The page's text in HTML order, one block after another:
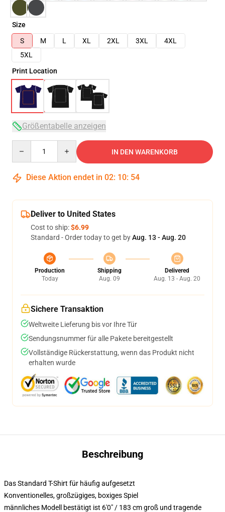
Size
S
M L XL 2XL 3XL
4XL
5XL
Print Location
Größentabelle anzeigen
IN DEN WARENKORB
Diese Aktion endet in 02: 10: 53
Deliver to United States
Cost to ship:$6.99
Standard - Order today to get byAug. 13 - Aug. 20
Production
Today
Shipping
Aug. 09
Delivered
Aug. 13 - Aug. 20
Sichere Transaktion
Weltweite Lieferung bis vor Ihre Tür
Sendungsnummer für alle Pakete bereitgestellt
Vollständige Rückerstattung, wenn das Produkt nicht
erhalten wurde
Beschreibung
Das Standard T-Shirt für häufig aufgesetzt
Konventionelles, großzügiges, boxiges Spiel
männliches Modell bestätigt ist 6'0" / 183 cm groß und tragende